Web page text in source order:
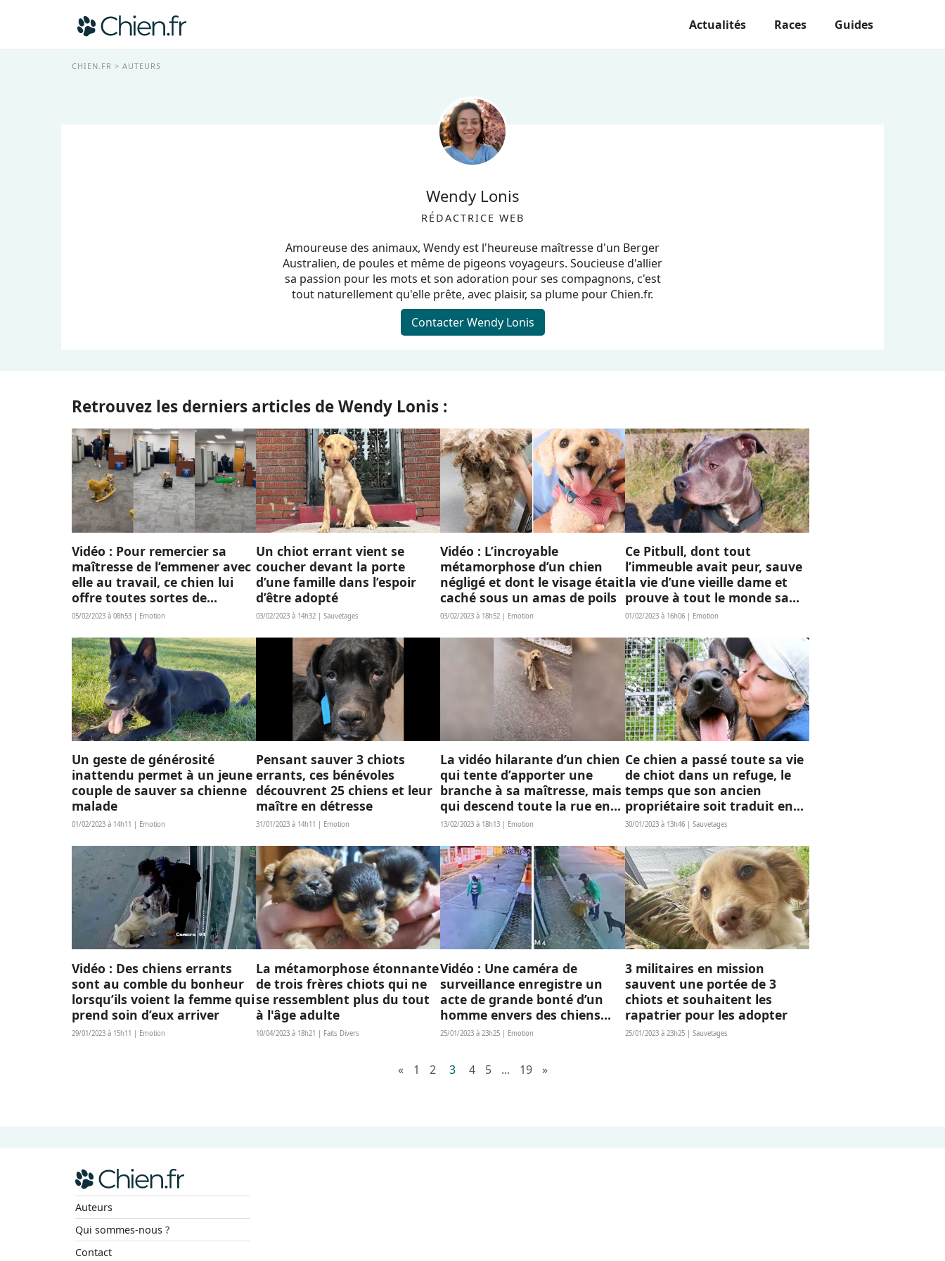
Actualités Races Guides
CHIEN.FR AUTEURS
Wendy Lonis
RÉDACTRICE WEB
Amoureuse des animaux, Wendy est l'heureuse maîtresse d'un Berger
Australien, de poules et même de pigeons voyageurs. Soucieuse d'allier
sa passion pour les mots et son adoration pour ses compagnons, c'est
tout naturellement qu'elle prête, avec plaisir, sa plume pour Chien.fr.
Contacter Wendy Lonis
Retrouvez les derniers articles de Wendy Lonis :
Vidéo : Pour remercier sa
maîtresse de l’emmener avec
elle au travail, ce chien lui
offre toutes sortes de
cadeaux !
05/02/2023 à 08h53 | Emotion
Un chiot errant vient se
coucher devant la porte
d’une famille dans l’espoir
d’être adopté
03/02/2023 à 14h32 | Sauvetages
Vidéo : L’incroyable
métamorphose d’un chien
négligé et dont le visage était
caché sous un amas de poils
03/02/2023 à 18h52 | Emotion
Ce Pitbull, dont tout
l’immeuble avait peur, sauve
la vie d’une vieille dame et
prouve à tout le monde sa
gentillesse
01/02/2023 à 16h06 | Emotion
Un geste de générosité
inattendu permet à un jeune
couple de sauver sa chienne
malade
01/02/2023 à 14h11 | Emotion
Pensant sauver 3 chiots
errants, ces bénévoles
découvrent 25 chiens et leur
maître en détresse
31/01/2023 à 14h11 | Emotion
La vidéo hilarante d’un chien
qui tente d’apporter une
branche à sa maîtresse, mais
qui descend toute la rue en
glissant
13/02/2023 à 18h13 | Emotion
Ce chien a passé toute sa vie
de chiot dans un refuge, le
temps que son ancien
propriétaire soit traduit en
justice
30/01/2023 à 13h46 | Sauvetages
Vidéo : Des chiens errants
sont au comble du bonheur
lorsqu’ils voient la femme qui
prend soin d’eux arriver
29/01/2023 à 15h11 | Emotion
La métamorphose étonnante
de trois frères chiots qui ne
se ressemblent plus du tout
à l'âge adulte
10/04/2023 à 18h21 | Faits Divers
Vidéo : Une caméra de
surveillance enregistre un
acte de grande bonté d’un
homme envers des chiens
errants
25/01/2023 à 23h25 | Emotion
3 militaires en mission
sauvent une portée de 3
chiots et souhaitent les
rapatrier pour les adopter
25/01/2023 à 23h25 | Sauvetages
« 1 2 3 4 5 ... 19 »
Auteurs
Qui sommes-nous ?
Contact